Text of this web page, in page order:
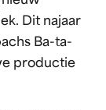
Dit najaar
Ba-ta-
productie